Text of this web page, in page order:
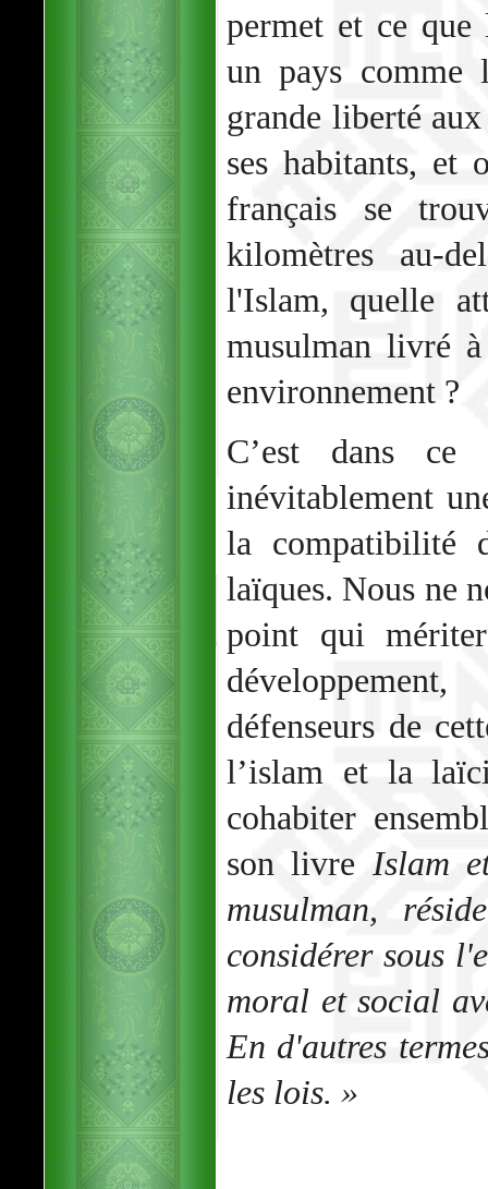
permet et ce
un pays comme
grande liberté
ses habitants, et
français se
kilomètres au-
l'Islam, quelle
musulman livré
environnement ?
C’est dans ce
inévitablement
la compatibilité
laïques. Nous ne
point qui
défenseurs de
l’islam et la
cohabiter
son livre Islam
musulman,
considérer sous
moral et social
En d'autres
les lois. »